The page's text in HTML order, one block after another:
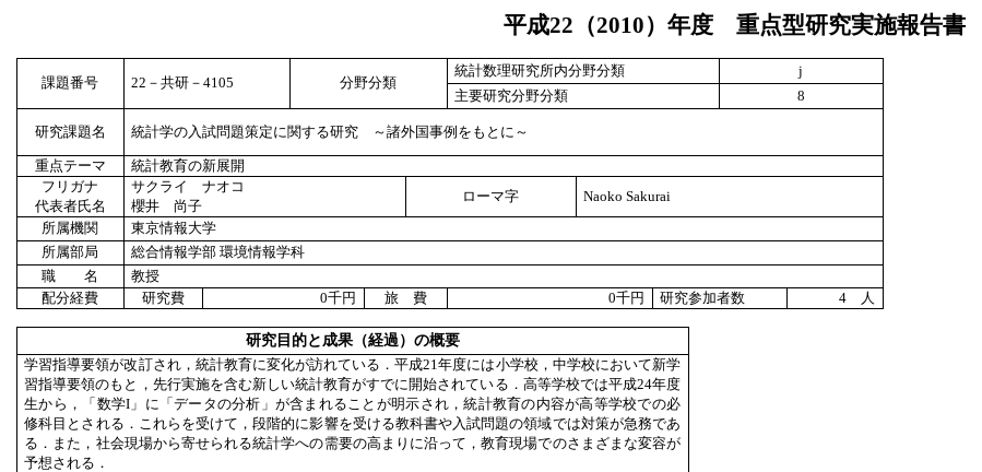
平成22 （2010）年度 重点型研究実施報告書
課題番号 22 －共研－4105 分野分類
統計数理研究所内分野分類
j
主要研究分野分類
8
研究課題名 統計学の入試問題策定に関する研究 ～諸外国事例をもとに～
重点テーマ
統計教育の新展開
フリガナ
代表者氏名
サクライ ナオコ
櫻井 尚子
ローマ字
Naoko Sakurai
所属機関
東京情報大学
所属部局
総合情報学部 環境情報学科
職 名
教授
配分経費
研究費 0千円 旅 費 0千円 研究参加者数 4 人
研究目的と成果（経過）の概要
学習指導要領が改訂され，統計教育に変化が訪れている．平成21年度には小学校，中学校において新学
習指導要領のもと，先行実施を含む新しい統計教育がすでに開始されている．高等学校では平成24年度
生から，「数学I」に「データの分析」が含まれることが明示され，統計教育の内容が高等学校での必
修科目とされる．これらを受けて，段階的に影響を受ける教科書や入試問題の領域では対策が急務であ
る．また，社会現場から寄せられる統計学への需要の高まりに沿って，教育現場でのさまざまな変容が
予想される．